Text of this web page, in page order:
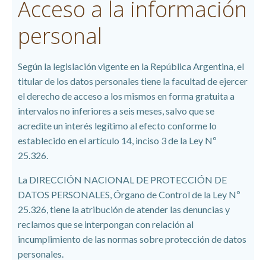
Acceso a la información
personal
Según la legislación vigente en la República Argentina, el
titular de los datos personales tiene la facultad de ejercer
el derecho de acceso a los mismos en forma gratuita a
intervalos no inferiores a seis meses, salvo que se
acredite un interés legítimo al efecto conforme lo
establecido en el artículo 14, inciso 3 de la Ley Nº
25.326.
La DIRECCIÓN NACIONAL DE PROTECCIÓN DE
DATOS PERSONALES, Órgano de Control de la Ley Nº
25.326, tiene la atribución de atender las denuncias y
reclamos que se interpongan con relación al
incumplimiento de las normas sobre protección de datos
personales.